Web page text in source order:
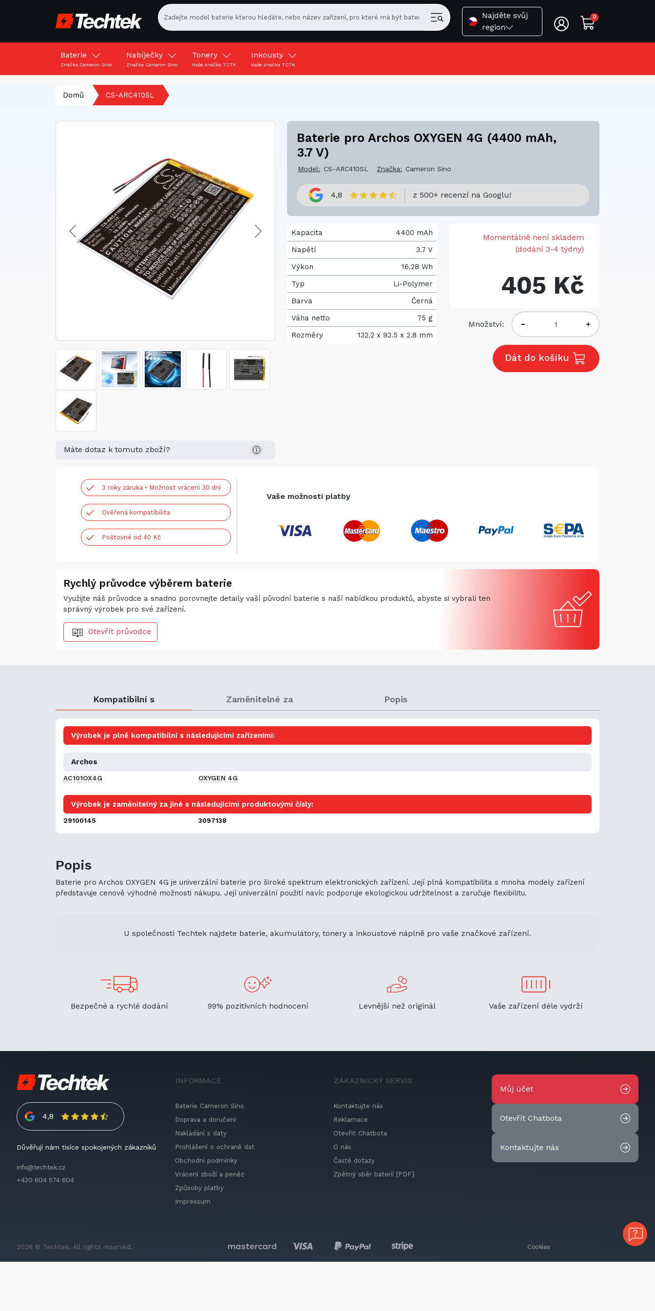
Najděte svůj
region
0
Baterie
Značka Cameron Sino
Nabíječky
Značka Cameron Sino
Tonery
Naše značka TCTK
Inkousty
Naše značka TCTK
Domů CS-ARC410SL
Máte dotaz k tomuto zboží?
Baterie pro Archos OXYGEN 4G (4400 mAh,
3.7 V)
Model: CS-ARC410SL Značka: Cameron Sino
4,8 z 500+ recenzí na Googlu!
Kapacita
4400 mAh
Napětí
3.7 V
Výkon
16.28 Wh
Typ
Li-Polymer
Barva
Černá
Váha netto
75 g
Rozměry
132.2 x 93.5 x 2.8 mm
Momentálně není skladem
(dodání 3-4 týdny)
405 Kč
Množství:
Dát do košíku
3 roky záruka • Možnost vrácení 30 dní
Ověřená kompatibilita
Poštovné od 40 Kč
Vaše možnosti platby
Rychlý průvodce výběrem baterie
Využijte náš průvodce a snadno porovnejte detaily vaší původní baterie s naší nabídkou produktů, abyste si vybrali ten
správný výrobek pro své zařízení.
Otevřít průvodce
Kompatibilní s Zaměnitelné za Popis
Výrobek je plně kompatibilní s následujícími zařízeními:
Archos
AC101OX4G OXYGEN 4G
Výrobek je zaměnitelný za jiné s následujícími produktovými čísly:
29100145 3097138
Popis
Baterie pro Archos OXYGEN 4G je univerzální baterie pro široké spektrum elektronických zařízení. Její plná kompatibilita s mnoha modely zařízení
představuje cenově výhodné možnosti nákupu. Její univerzální použití navíc podporuje ekologickou udržitelnost a zaručuje flexibilitu.
U společnosti Techtek najdete baterie, akumulátory, tonery a inkoustové náplně pro vaše značkové zařízení.
Bezpečné a rychlé dodání 99% pozitivních hodnocení Levnější než originál Vaše zařízení déle vydrží
4,8
Důvěřují nám tisíce spokojených zákazníků
info@techtek.cz
+420 604 574 604
INFORMACE
Baterie Cameron Sino
Doprava a doručení
Nakládání s daty
Prohlášení o ochraně dat
Obchodní podmínky
Vrácení zboží a peněz
Způsoby platby
Impressum
ZÁKAZNICKÝ SERVIS
Kontaktujte nás
Reklamace
Otevřít Chatbota
O nás
Časté dotazy
Zpětný sběr baterií [PDF]
Můj účet
Otevřít Chatbota
Kontaktujte nás
2026 © Techtek. All rights reserved. Cookies